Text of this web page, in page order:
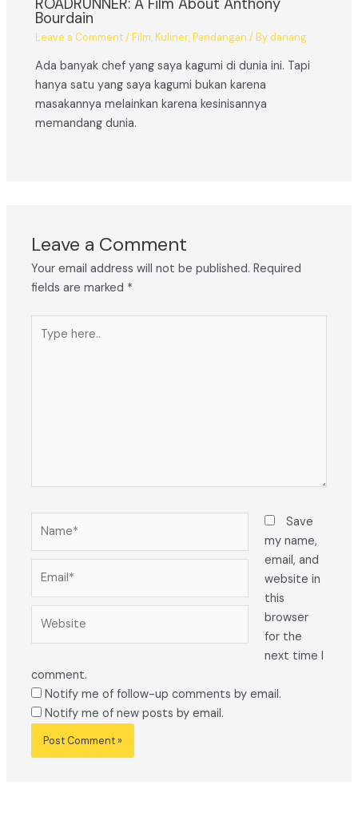
ROADRUNNER: A Film About Anthony
Bourdain
Leave a Comment/Film,Kuliner,Pandangan / By danang
Ada banyak chef yang saya kagumi di dunia ini. Tapi
hanya satu yang saya kagumi bukan karena
masakannya melainkan karena kesinisannya
memandang dunia.
Leave a Comment
Your email address will not be published. Required
fields are marked *
here..
Save
my name,
email, and
website in
this
browser
for the
next time I
comment.
Notify me of follow-up comments by email.
Notify me of new posts by email.